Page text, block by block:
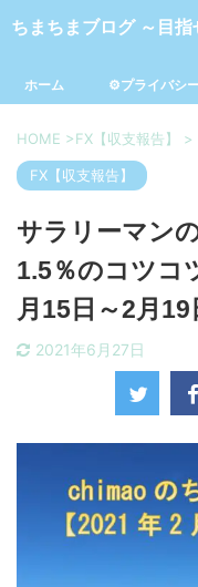
ちまちまブログ ～目
ホーム ⚙プライバシ
HOME >FX【収支報告】 >
FX【収支報告】
サラリーマン
1.5％のコツコ
月15日～2月19
2021年6月27日